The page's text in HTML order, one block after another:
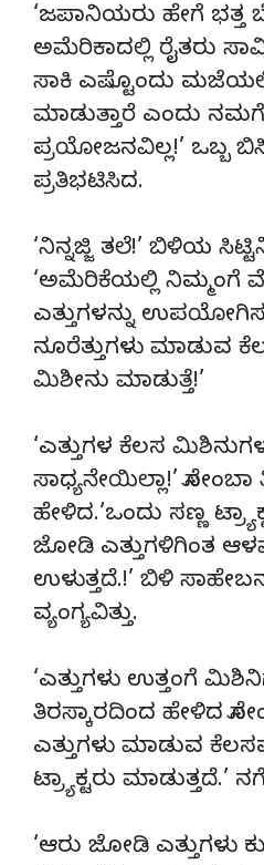
‘ಜಪಾನಿಯರು ಹೇಗೆ ಭತ್ತ
ಅಮೆರಿಕಾದಲ್ಲಿ ರೈತರು
ಸಾಕಿ ಎಷ್ಟೊಂದು
ಮಾಡುತ್ತಾರೆ ಎಂದು
ಪ್ರಯೋಜನವಿಲ್ಲ!’ ಒಬ್ಬ ಬಿಸಿ
ಪ್ರತಿಭಟಿಸಿದ.
‘ನಿನ್ನಜ್ಜಿ ತಲೆ!’ ಬಿಳಿಯ
‘ಅಮೆರಿಕೆಯಲ್ಲಿ ನಿಮ್ಮಂಗೆ
ಎತ್ತುಗಳನ್ನು
ನೂರೆತ್ತುಗಳು ಮಾಡುವ
ಮಿಶೀನು ಮಾಡುತ್ತೆ!’
‘ಎತ್ತುಗಳ ಕೆಲಸ
ಸಾಧ್ಯನೇಯಿಲ್ಲಾ!’
ಹೇಳಿದ.‘ಒಂದು ಸಣ್ಣ
ಜೋಡಿ ಎತ್ತುಗಳಿಗಿಂತ
ಉಳುತ್ತದೆ.!’ ಬಿಳಿ
ವ್ಯಂಗ್ಯವಿತ್ತು.
‘ಎತ್ತುಗಳು ಉತ್ತಂಗೆ
ತಿರಸ್ಕಾರದಿಂದ ಹೇಳಿದ
ಎತ್ತುಗಳು ಮಾಡುವ
ಟ್ರ್ಯಾಕ್ಟರು
‘ಆರು ಜೋಡಿ ಎತ್ತುಗಳು